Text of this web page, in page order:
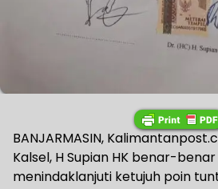
BANJARMASIN,
Kalsel, H Supian HK benar-
menindaklanjuti ketujuh poin